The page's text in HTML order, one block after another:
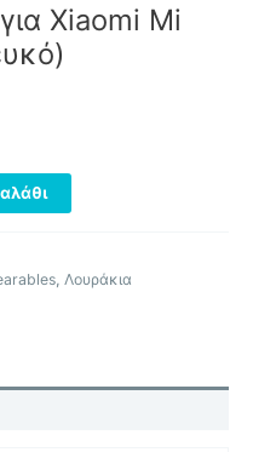
Xiaomi Mi
, Λουράκια